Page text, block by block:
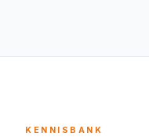
KENNISBANK